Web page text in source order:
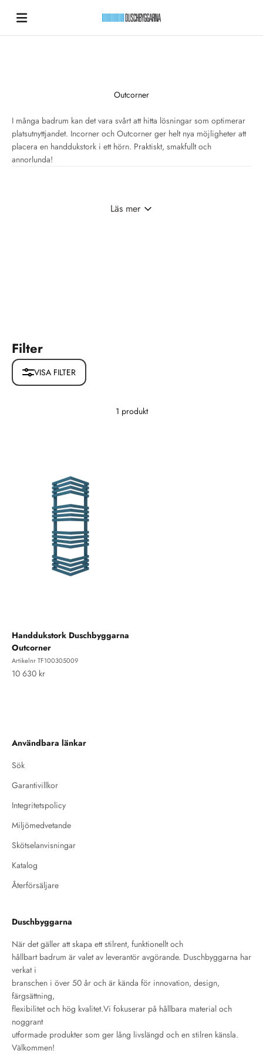
Duschbyggarna New
Outcorner
I många badrum kan det vara svårt att hitta lösningar som optimerar
platsutnyttjandet. Incorner och Outcorner ger helt nya möjligheter att
placera en handdukstork i ett hörn. Praktiskt, smakfullt och
annorlunda!
Läs mer
Filter
VISA FILTER
1 produkt
Handdukstork Duschbyggarna
Outcorner
Artikelnr TF100305009
REA-pris
10 630 kr
Användbara länkar
Sök
Garantivillkor
Integritetspolicy
Miljömedvetande
Skötselanvisningar
Katalog
Återförsäljare
Duschbyggarna
När det gäller att skapa ett stilrent, funktionellt och
hållbart badrum är valet av leverantör avgörande. Duschbyggarna har
verkat i
branschen i över 50 år och är kända för innovation, design,
färgsättning,
flexibilitet och hög kvalitet.Vi fokuserar på hållbara material och
noggrant
utformade produkter som ger lång livslängd och en stilren känsla.
Välkommen!